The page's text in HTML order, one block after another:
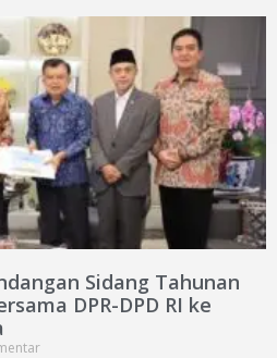
Sidang Tahunan
DPR-DPD RI ke